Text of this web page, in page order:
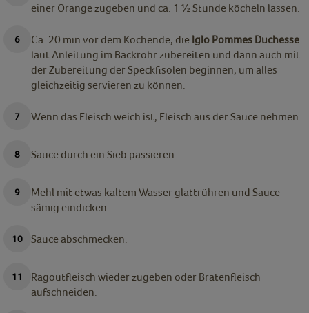
einer Orange zugeben und ca. 1 ½ Stunde köcheln lassen.
Ca. 20 min vor dem Kochende, die Iglo Pommes Duchesse
laut Anleitung im Backrohr zubereiten und dann auch mit
der Zubereitung der Speckfisolen beginnen, um alles
gleichzeitig servieren zu können.
Wenn das Fleisch weich ist, Fleisch aus der Sauce nehmen.
Sauce durch ein Sieb passieren.
Mehl mit etwas kaltem Wasser glattrühren und Sauce
sämig eindicken.
Sauce abschmecken.
Ragoutfleisch wieder zugeben oder Bratenfleisch
aufschneiden.